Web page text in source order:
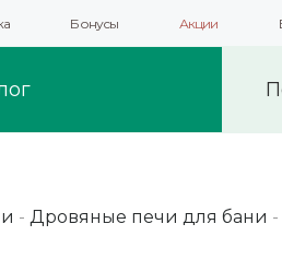
Бонусы Акции
- Дровяные печи для бани -
файлы cookie и другие